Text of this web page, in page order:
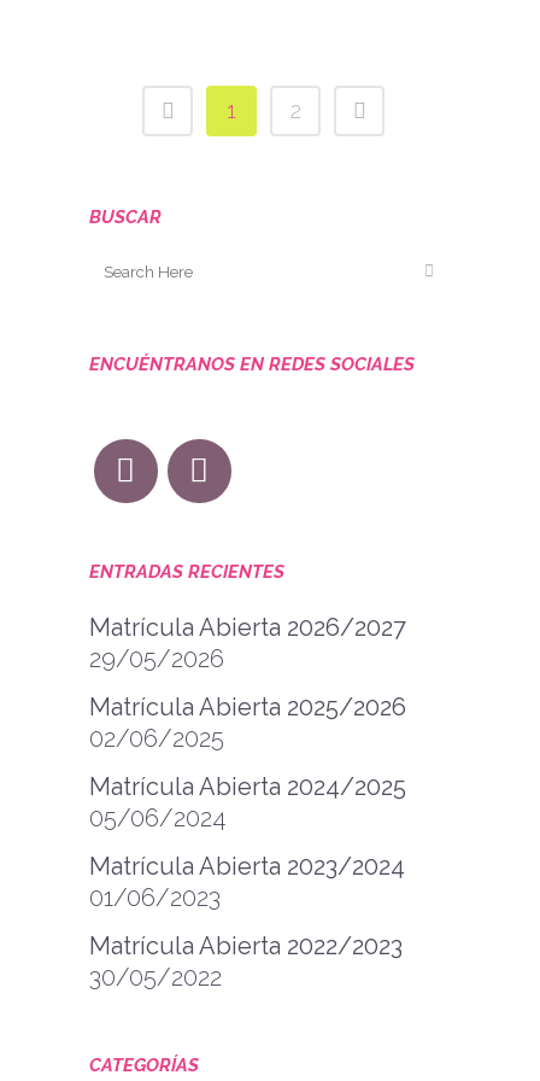
1 2
BUSCAR
ENCUÉNTRANOS EN REDES SOCIALES
ENTRADAS RECIENTES
Matrícula Abierta 2026/2027
29/05/2026
Matrícula Abierta 2025/2026
02/06/2025
Matrícula Abierta 2024/2025
05/06/2024
Matrícula Abierta 2023/2024
01/06/2023
Matrícula Abierta 2022/2023
30/05/2022
CATEGORÍAS